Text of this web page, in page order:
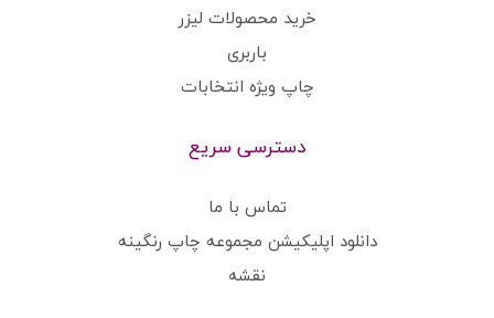
خرید محصولات لیزر
باربری
چاپ ویژه انتخابات
دسترسی سریع
تماس با ما
دانلود اپلیکیشن مجموعه چاپ رنگینه
نقشه